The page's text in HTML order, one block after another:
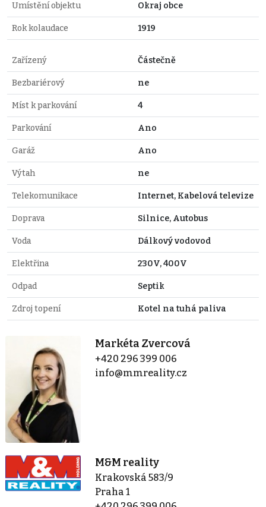
Umístění objektu Okraj obce
Rok kolaudace 1919
Zařízený Částečně
Bezbariérový ne
Míst k parkování 4
Parkování Ano
Garáž Ano
Výtah ne
Telekomunikace Internet, Kabelová televize
Doprava Silnice, Autobus
Voda Dálkový vodovod
Elektřina 230V, 400V
Odpad Septik
Zdroj topení Kotel na tuhá paliva
Markéta Zvercová
+420 296 399 006
info@mmreality.cz
M&M reality
Krakovská 583/9
Praha 1